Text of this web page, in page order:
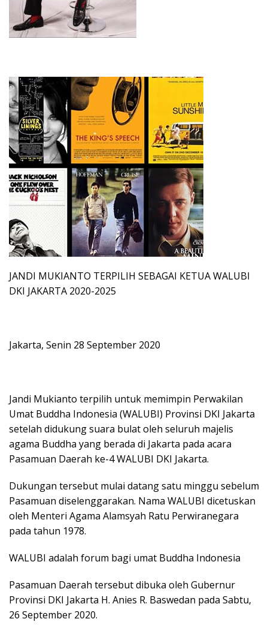
JANDI MUKIANTO TERPILIH SEBAGAI KETUA WALUBI
DKI JAKARTA 2020-2025
Jakarta, Senin 28 September 2020
Jandi Mukianto terpilih untuk memimpin Perwakilan
Umat Buddha Indonesia (WALUBI) Provinsi DKI Jakarta
setelah didukung suara bulat oleh seluruh majelis
agama Buddha yang berada di Jakarta pada acara
Pasamuan Daerah ke-4 WALUBI DKI Jakarta.
Dukungan tersebut mulai datang satu minggu sebelum
Pasamuan diselenggarakan. Nama WALUBI dicetuskan
oleh Menteri Agama Alamsyah Ratu Perwiranegara
pada tahun 1978.
WALUBI adalah forum bagi umat Buddha Indonesia
Pasamuan Daerah tersebut dibuka oleh Gubernur
Provinsi DKI Jakarta H. Anies R. Baswedan pada Sabtu,
26 September 2020.